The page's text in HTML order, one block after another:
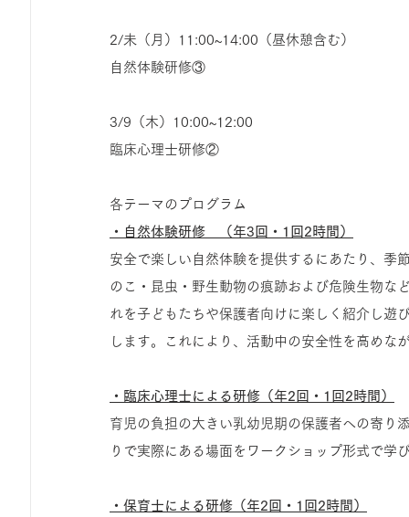
2/未（月）11:00~14:00（昼休憩含む）
自然体験研修③
3/9（木）10:00~12:00
臨床心理士研修②
各テーマのプログラム
・自然体験研修　（年3回・1回2時間）
安全で楽しい自然体験を提供するにあたり、季
のこ・昆虫・野生動物の痕跡および危険生物な
れを子どもたちや保護者向けに楽しく紹介し遊
します。これにより、活動中の安全性を高めな
・臨床心理士による研修（年2回・1回2時間）
育児の負担の大きい乳幼児期の保護者への寄り
りで実際にある場面をワークショップ形式で学
・保育士による研修（年2回・1回2時間）